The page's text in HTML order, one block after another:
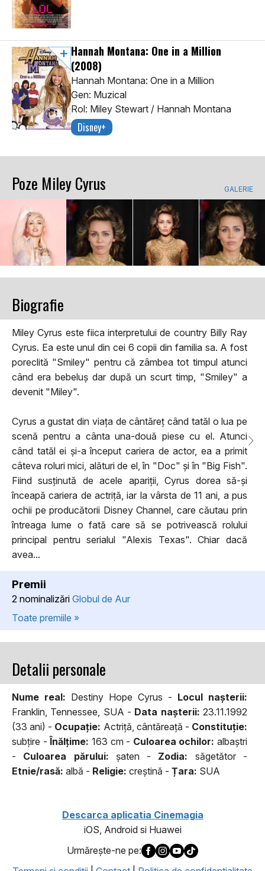
Hannah Montana: One in a Million
(2008)
Hannah Montana: One in a Million
Gen: Muzical
Rol: Miley Stewart / Hannah Montana
Disney+
Poze Miley Cyrus GALERIE
Biografie
Miley Cyrus este fiica interpretului de country Billy Ray
Cyrus. Ea este unul din cei 6 copii din familia sa. A fost
poreclită "Smiley" pentru că zâmbea tot timpul atunci
când era bebeluș dar după un scurt timp, "Smiley" a
devenit "Miley".
Cyrus a gustat din viața de cântăreț când tatăl o lua pe
scenă pentru a cânta una-două piese cu el. Atunci
când tatăl ei și-a început cariera de actor, ea a primit
câteva roluri mici, alături de el, în "Doc" și în "Big Fish".
Fiind susținută de acele apariții, Cyrus dorea să-și
înceapă cariera de actriță, iar la vârsta de 11 ani, a pus
ochii pe producătorii Disney Channel, care căutau prin
întreaga lume o fată care să se potrivească rolului
principal pentru serialul "Alexis Texas". Chiar dacă
avea...
Premii
2 nominalizări Globul de Aur
Toate premiile »
Detalii personale
Nume real: Destiny Hope Cyrus - Locul naşterii:
Franklin, Tennessee, SUA - Data naşterii: 23.11.1992
(33 ani) - Ocupaţie: Actriță, cântăreață - Constituţie:
subțire -Înălţime: 163 cm - Culoarea ochilor: albaștri
- Culoarea părului: șaten - Zodia: săgetător -
Etnie/rasă: albă - Religie: creștină - Țara: SUA
Descarca aplicatia Cinemagia
iOS, Android si Huawei
Urmăreşte-ne pe: